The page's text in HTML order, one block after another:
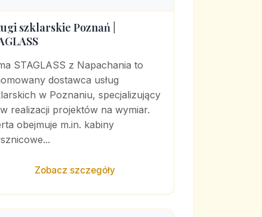
szklarskie Poznań |
STAGLASS z Napachania to
dostawca usług
w Poznaniu, specjalizujący
realizacji projektów na wymiar.
obejmuje m.in. kabiny
Zobacz szczegóły